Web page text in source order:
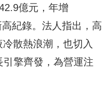
億元，年增
紀錄。法人指出，高
散熱浪潮，也切入
擎齊發，為營運注